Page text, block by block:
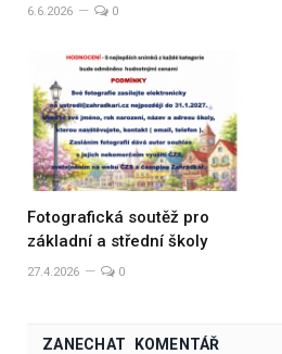
6.6.2026 0
Fotografická soutěž pro
základní a střední školy
27.4.2026 0
ZANECHAT KOMENTÁŘ